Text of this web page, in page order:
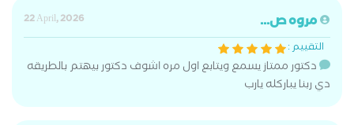
مروه ص...
22 April, 2026
التقييم :
دكتور ممتاز يسمع ويتابع اول مره اشوف دكتور بيهتم بالطريقه
دي ربنا يباركله يارب